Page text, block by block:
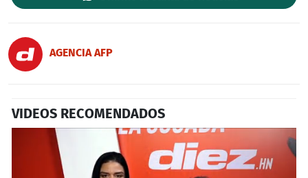
AGENCIA AFP
VIDEOS RECOMENDADOS